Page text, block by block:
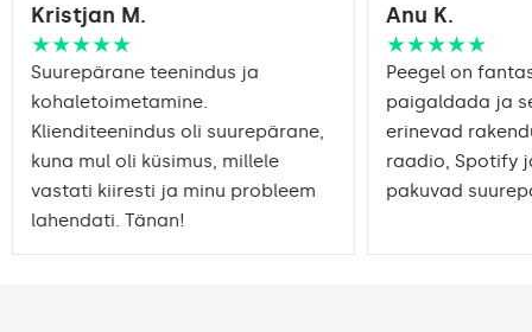
Kristjan M.
★★★★★
Suurepärane teenindus ja
kohaletoimetamine.
Klienditeenindus oli suurepärane,
kuna mul oli küsimus, millele
vastati kiiresti ja minu probleem
lahendati. Tänan!
Anu K.
★★★★★
Peegel on
paigaldada ja
erinevad
raadio, Spotify
pakuvad